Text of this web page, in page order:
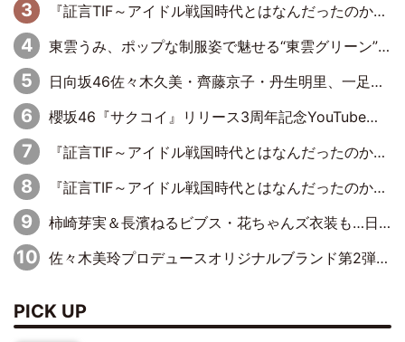
『証言TIF～アイドル戦国時代とはなんだったのか～』第10回：さくら学院・武藤彩未×飯田らうら「正直、中3で辞めるというのを信じてなくて。そう言われてはいたけど、嘘でしょって」
東雲うみ、ポップな制服姿で魅せる“東雲グリーン”の正体
日向坂46佐々木久美・齊藤京子・丹生明里、一足お先に展覧会を見学
櫻坂46『サクコイ』リリース3周年記念YouTube特番決定
『証言TIF～アイドル戦国時代とはなんだったのか～』第8回：Negicco・Nao☆×Megu×Kaede「東京からオファーが来たのと、梨の皮剥きとどっちが大事なんだって」
『証言TIF～アイドル戦国時代とはなんだったのか～』第7回：BiS・プー・ルイ×ミチバヤシリオ「誰もパンツは投げないですからね。でも、特に話題になった記憶もないです（笑）」
柿崎芽実＆長濱ねるビブス・花ちゃんズ衣装も…日向坂46の歴史を体感する貴重な展示
佐々木美玲プロデュースオリジナルブランド第2弾発売決定「日常にそっと寄り添うアイテムになれたら」
PICK UP